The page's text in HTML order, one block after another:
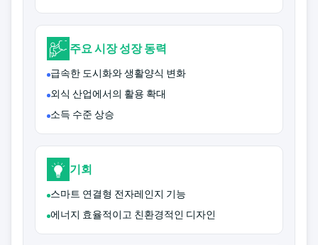
주요 시장 성장 동력
급속한 도시화와 생활양식 변화
외식 산업에서의 활용 확대
소득 수준 상승
기회
스마트 연결형 전자레인지 기능
에너지 효율적이고 친환경적인 디자인